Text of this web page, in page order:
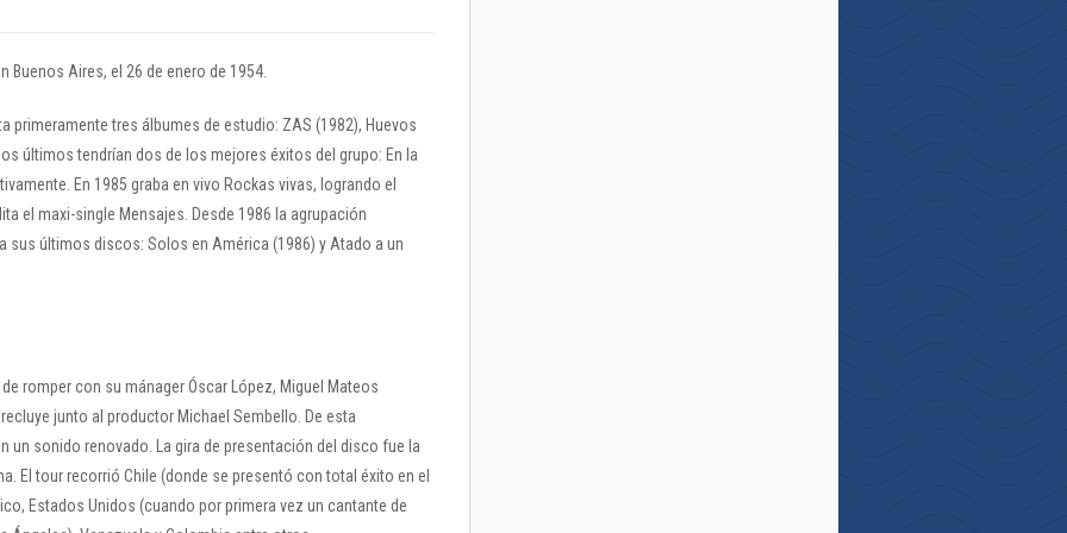
Aires, el 26 de enero de 1954.
primeramente tres álbumes de estudio: ZAS (1982), Huevos
últimos tendrían dos de los mejores éxitos del grupo: En la
En 1985 graba en vivo Rockas vivas, logrando el
el maxi-single Mensajes. Desde 1986 la agrupación
últimos discos: Solos en América (1986) y Atado a un
romper con su mánager Óscar López, Miguel Mateos
junto al productor Michael Sembello. De esta
un sonido renovado. La gira de presentación del disco fue la
El tour recorrió Chile (donde se presentó con total éxito en el
Estados Unidos (cuando por primera vez un cantante de